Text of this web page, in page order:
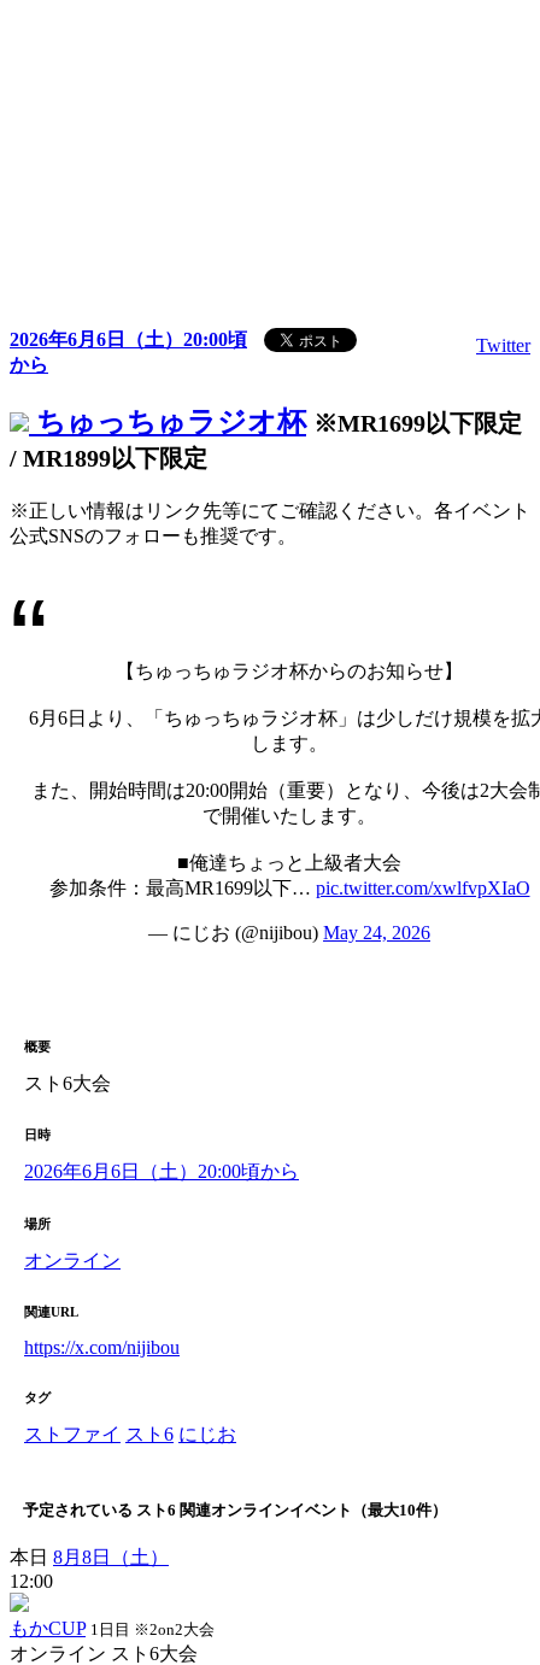
Twitter
2026年6月6日（土）20:00頃
から
ちゅっちゅラジオ杯 ※MR1699以下限定
/ MR1899以下限定
※正しい情報はリンク先等にてご確認ください。各イベント
公式SNSのフォローも推奨です。
【ちゅっちゅラジオ杯からのお知らせ】
6月6日より、「ちゅっちゅラジオ杯」は少しだけ規模を拡
します。
また、開始時間は20:00開始（重要）となり、今後は2大会
で開催いたします。
■俺達ちょっと上級者大会
参加条件：最高MR1699以下… pic.twitter.com/xwlfvpXIaO
— にじお (@nijibou) May 24, 2026
概要
スト6大会
日時
2026年6月6日（土）20:00頃から
場所
オンライン
関連URL
https://x.com/nijibou
タグ
ストファイ スト6 にじお
予定されている スト6 関連オンラインイベント（最大10件）
本日 8月8日（土）
12:00
もかCUP 1日目 ※2on2大会
オンライン スト6大会